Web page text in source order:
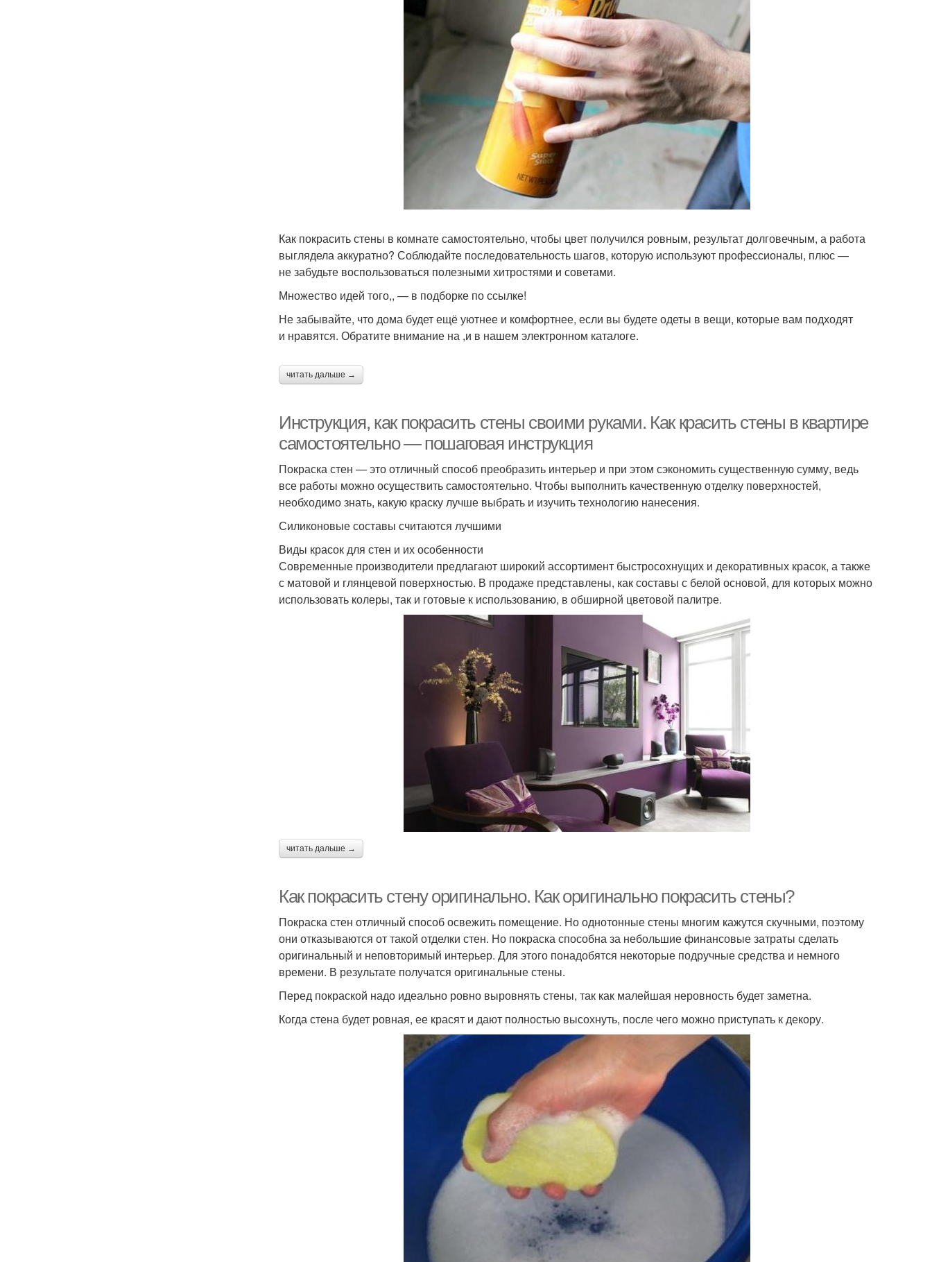
Как покрасить стены в комнате самостоятельно, чтобы цвет получился ровным, результат долговечным, а работа
выглядела аккуратно? Соблюдайте последовательность шагов, которую используют профессионалы, плюс —
не забудьте воспользоваться полезными хитростями и советами.
Множество идей того,, — в подборке по ссылке!
Не забывайте, что дома будет ещё уютнее и комфортнее, если вы будете одеты в вещи, которые вам подходят
и нравятся. Обратите внимание на ,и в нашем электронном каталоге.
читать дальше →
Инструкция, как покрасить стены своими руками. Как красить стены в квартире
самостоятельно — пошаговая инструкция
Покраска стен — это отличный способ преобразить интерьер и при этом сэкономить существенную сумму, ведь
все работы можно осуществить самостоятельно. Чтобы выполнить качественную отделку поверхностей,
необходимо знать, какую краску лучше выбрать и изучить технологию нанесения.
Силиконовые составы считаются лучшими
Виды красок для стен и их особенности
Современные производители предлагают широкий ассортимент быстросохнущих и декоративных красок, а также
с матовой и глянцевой поверхностью. В продаже представлены, как составы с белой основой, для которых можно
использовать колеры, так и готовые к использованию, в обширной цветовой палитре.
читать дальше →
Как покрасить стену оригинально. Как оригинально покрасить стены?
Покраска стен отличный способ освежить помещение. Но однотонные стены многим кажутся скучными, поэтому
они отказываются от такой отделки стен. Но покраска способна за небольшие финансовые затраты сделать
оригинальный и неповторимый интерьер. Для этого понадобятся некоторые подручные средства и немного
времени. В результате получатся оригинальные стены.
Перед покраской надо идеально ровно выровнять стены, так как малейшая неровность будет заметна.
Когда стена будет ровная, ее красят и дают полностью высохнуть, после чего можно приступать к декору.